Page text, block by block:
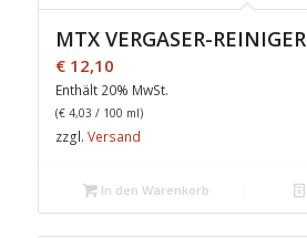
MTX VERGASER-REINIGER
€12,10
Enthält 20% MwSt.
(€4,03 / 100 ml)
zzgl. Versand
In den Warenkorb